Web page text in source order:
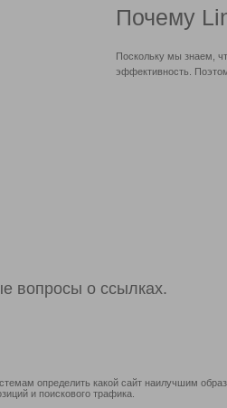
Почему
Поскольку мы знаем,
эффективность.
вопросы о ссылках.
определить какой сайт наилучшим
и поискового трафика.